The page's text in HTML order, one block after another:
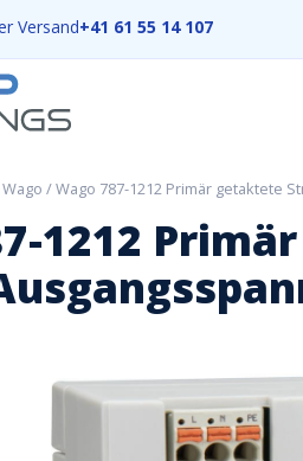
Versand+41 61 55 14 107
Wago / Wago 787-1212 Primär getaktete
1212